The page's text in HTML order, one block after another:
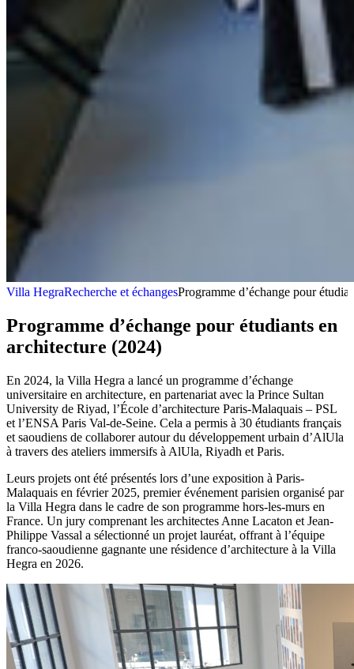
Villa HegraRecherche et échangesProgramme d’échange pour
Programme d’échange pour étudiants en
architecture (2024)
En 2024, la Villa Hegra a lancé un programme d’échange
universitaire en architecture, en partenariat avec la Prince Sultan
University de Riyad, l’École d’architecture Paris-Malaquais – PSL
et l’ENSA Paris Val-de-Seine. Cela a permis à 30 étudiants français
et saoudiens de collaborer autour du développement urbain d’AlUla
à travers des ateliers immersifs à AlUla, Riyadh et Paris.
Leurs projets ont été présentés lors d’une exposition à Paris-
Malaquais en février 2025, premier événement parisien organisé par
la Villa Hegra dans le cadre de son programme hors-les-murs en
France. Un jury comprenant les architectes Anne Lacaton et Jean-
Philippe Vassal a sélectionné un projet lauréat, offrant à l’équipe
franco-saoudienne gagnante une résidence d’architecture à la Villa
Hegra en 2026.